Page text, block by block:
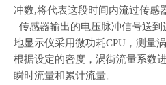
冲数,将代表这段时间内流过传感
传感器输出的电压脉冲信号送
地显示仪采用微功耗CPU，测量
根据设定的密度，涡街流量系数
瞬时流量和累计流量。